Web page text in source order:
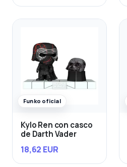
Funko oficial
Kylo Ren con casco
de Darth Vader
18,62 EUR